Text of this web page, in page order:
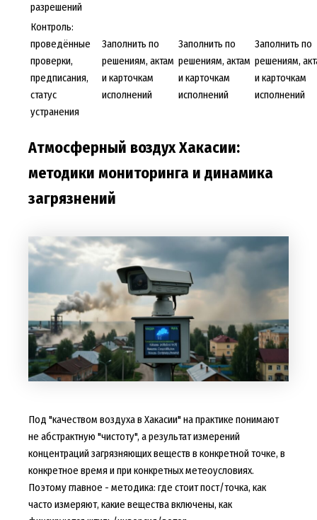
разрешений
Контроль:
проведённые
проверки,
предписания,
статус
устранения
Заполнить по
решениям, актам
и карточкам
исполнений
Заполнить по
решениям, актам
и карточкам
исполнений
Заполнить по
решениям,
и карточкам
исполнений
Атмосферный воздух Хакасии:
методики мониторинга и динамика
загрязнений
Под "качеством воздуха в Хакасии" на практике понимают
не абстрактную "чистоту", а результат измерений
концентраций загрязняющих веществ в конкретной точке, в
конкретное время и при конкретных метеоусловиях.
Поэтому главное - методика: где стоит пост/точка, как
часто измеряют, какие вещества включены, как